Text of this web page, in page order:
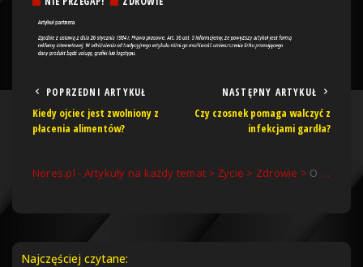
POPRZEDNI ARTYKUŁ
Kiedy ojciec jest zwolniony z
płacenia alimentów?
NASTĘPNY ARTYKUŁ
Czy czosnek pomaga walczyć z
infekcjami gardła?
Nores.pl - Artykuły na każdy temat > Życie > Zdrowie > O czym świadczy utrzymujący się stan podgorączkowy?
Najczęściej czytane: